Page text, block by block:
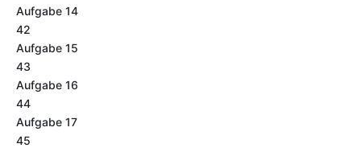
Aufgabe 14
42
Aufgabe 15
43
Aufgabe 16
44
Aufgabe 17
45